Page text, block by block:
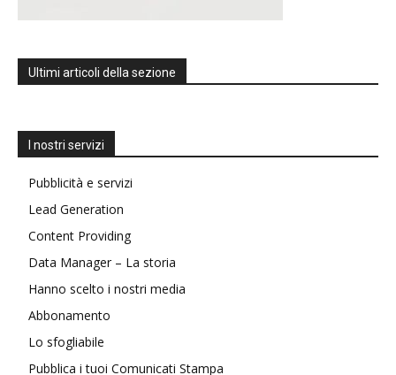
Ultimi articoli della sezione
I nostri servizi
Pubblicità e servizi
Lead Generation
Content Providing
Data Manager – La storia
Hanno scelto i nostri media
Abbonamento
Lo sfogliabile
Pubblica i tuoi Comunicati Stampa